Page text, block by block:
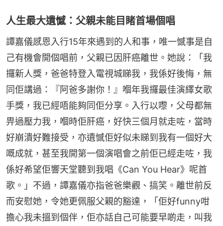
人生最大遺憾：父親未能目睹首場個唱
譚嘉儀感恩入行15年來遇到的人和事，唯一憾事是自
己有機會開個唱前，父親已因肝癌離世。她說：「我
攞新人獎，爸爸特登入電視城睇我，我係好後悔，無
同佢講過：『阿爸多謝你！』嗰年我攞最佳演繹女歌
手獎，我已經唔能夠同佢分享。入行以嚟，父母都無
畀過壓力我，嗰時佢肝癌，好快三個月就走咗，當時
好崩潰好難接受，亦遺憾佢好似未睇到我有一個好大
嘅成就，甚至我開第一個演唱會之前佢已經走咗，我
係好希望佢響天堂聽到我唱《Can You Hear》呢首
歌。」不過，譚嘉儀亦指爸爸樂觀、搞笑。離世前反
而安慰她，令她更佩服父親的豁達，「佢好funny咁
擔心我未搵到個伴，佢亦話自己可能要早啲走，叫我